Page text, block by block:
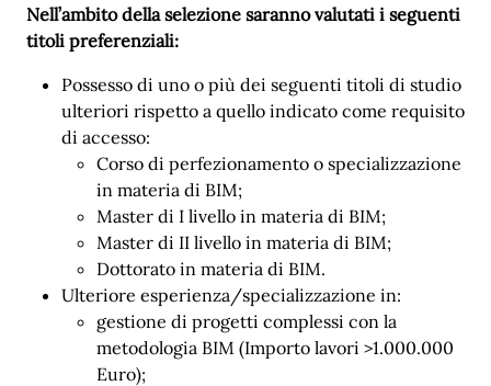
Nell’ambito della selezione saranno valutati i seguenti
titoli preferenziali:
Possesso di uno o più dei seguenti titoli di studio
ulteriori rispetto a quello indicato come requisito
di accesso:
Corso di perfezionamento o specializzazione
in materia di BIM;
Master di I livello in materia di BIM;
Master di II livello in materia di BIM;
Dottorato in materia di BIM.
Ulteriore esperienza/specializzazione in:
gestione di progetti complessi con la
metodologia BIM (Importo lavori >1.000.000
Euro);